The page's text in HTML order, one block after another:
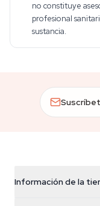
no constituye
profesional
sustancia.
Información de la